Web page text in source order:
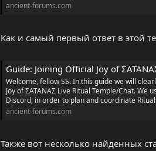
ancient-forums.com
Как и самый первый ответ в этой
Guide: Joining Official Joy of
Welcome, fellow SS. In this guide we will
Joy of ΣΑΤΑΝΑΣ Live Ritual Temple/Chat. We
Discord, in order to plan and coordinate
ancient-forums.com
Также вот несколько найденных